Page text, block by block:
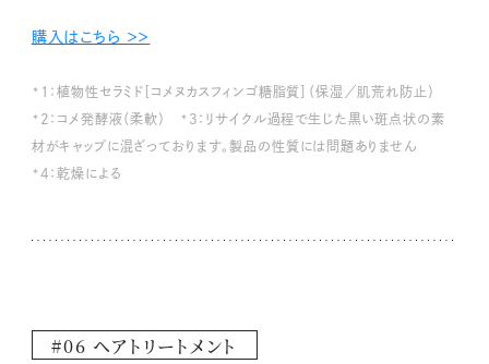
購入はこちら ＞＞
*1：植物性セラミド［コメヌカスフィンゴ糖脂質］（保湿／肌荒れ防止）
*2：コメ発酵液（柔軟） *3：リサイクル過程で生じた黒い斑点状の素
材がキャップに混ざっております。製品の性質には問題ありません
*4：乾燥による
#06 ヘアトリートメント